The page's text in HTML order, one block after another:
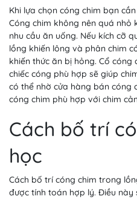
Khi lựa chọn cóng chim bạn
Cóng chim không nên quá nhỏ
nhu cầu ăn uống. Nếu kích cỡ
lồng khiến lông và phân chim
khiến thức ăn bị hỏng. Cổ
chiếc cóng phù hợp sẽ giúp
có thể nhờ cửa hàng bán cóng
cóng chim phù hợp với chim
Cách bố trí
học
Cách bố trí cóng chim trong
được tính toán hợp lý. Điều